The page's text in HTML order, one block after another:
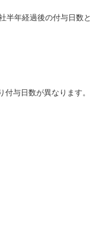
半年経過後の付与日数と
与日数が異なります。